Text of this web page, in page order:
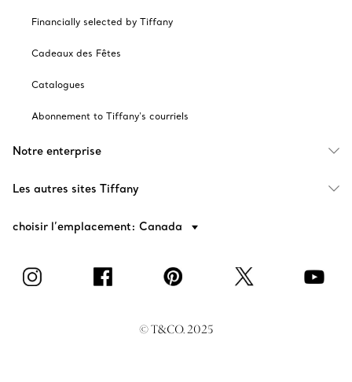
Financially selected by Tiffany
Cadeaux des Fêtes
Catalogues
Abonnement to Tiffany's courriels
Notre enterprise
Les autres sites Tiffany
choisir l’emplacement: Canada
© T&CO. 2025